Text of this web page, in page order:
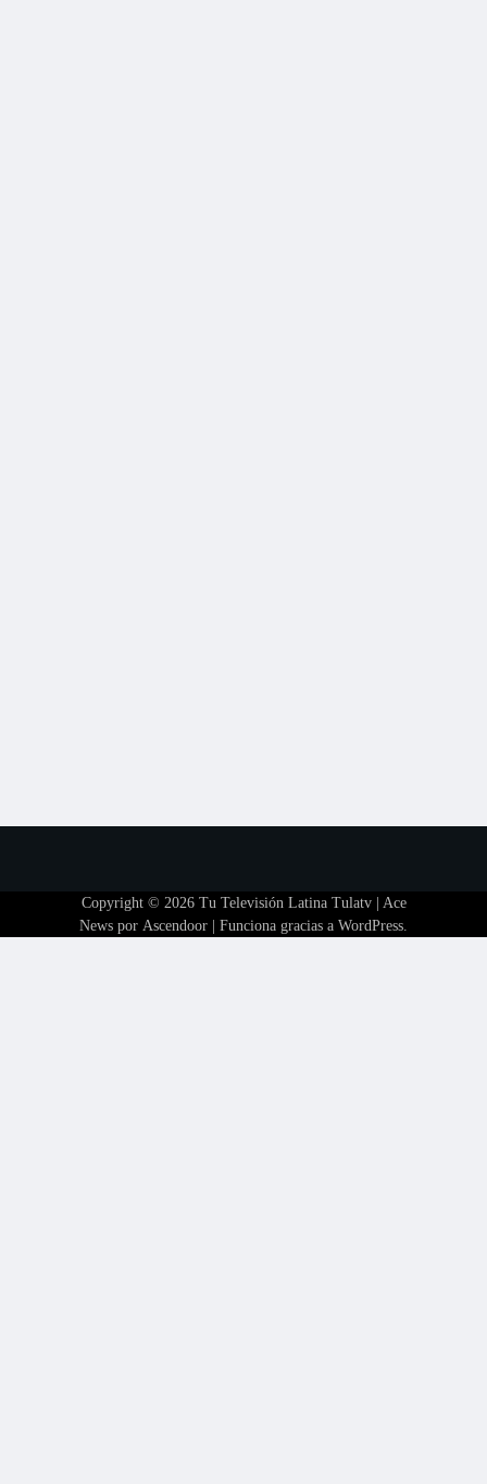
Copyright © 2026 Tu Televisión Latina Tulatv| Ace
News por Ascendoor | Funciona gracias a WordPress